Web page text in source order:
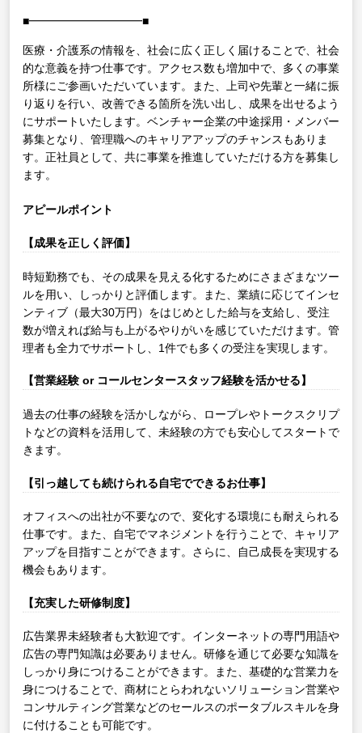
■━━━━━━━━━━■
医療・介護系の情報を、社会に広く正しく届けることで、社会
的な意義を持つ仕事です。アクセス数も増加中で、多くの事業
所様にご参画いただいています。また、上司や先輩と一緒に振
り返りを行い、改善できる箇所を洗い出し、成果を出せるよう
にサポートいたします。ベンチャー企業の中途採用・メンバー
募集となり、管理職へのキャリアアップのチャンスもありま
す。正社員として、共に事業を推進していただける方を募集し
ます。
アピールポイント
【成果を正しく評価】
時短勤務でも、その成果を見える化するためにさまざまなツー
ルを用い、しっかりと評価します。また、業績に応じてインセ
ンティブ（最大30万円）をはじめとした給与を支給し、受注
数が増えれば給与も上がるやりがいを感じていただけます。管
理者も全力でサポートし、1件でも多くの受注を実現します。
【営業経験 or コールセンタースタッフ経験を活かせる】
過去の仕事の経験を活かしながら、ロープレやトークスクリプ
トなどの資料を活用して、未経験の方でも安心してスタートで
きます。
【引っ越しても続けられる自宅でできるお仕事】
オフィスへの出社が不要なので、変化する環境にも耐えられる
仕事です。また、自宅でマネジメントを行うことで、キャリア
アップを目指すことができます。さらに、自己成長を実現する
機会もあります。
【充実した研修制度】
広告業界未経験者も大歓迎です。インターネットの専門用語や
広告の専門知識は必要ありません。研修を通じて必要な知識を
しっかり身につけることができます。また、基礎的な営業力を
身につけることで、商材にとらわれないソリューション営業や
コンサルティング営業などのセールスのポータブルスキルを身
に付けることも可能です。